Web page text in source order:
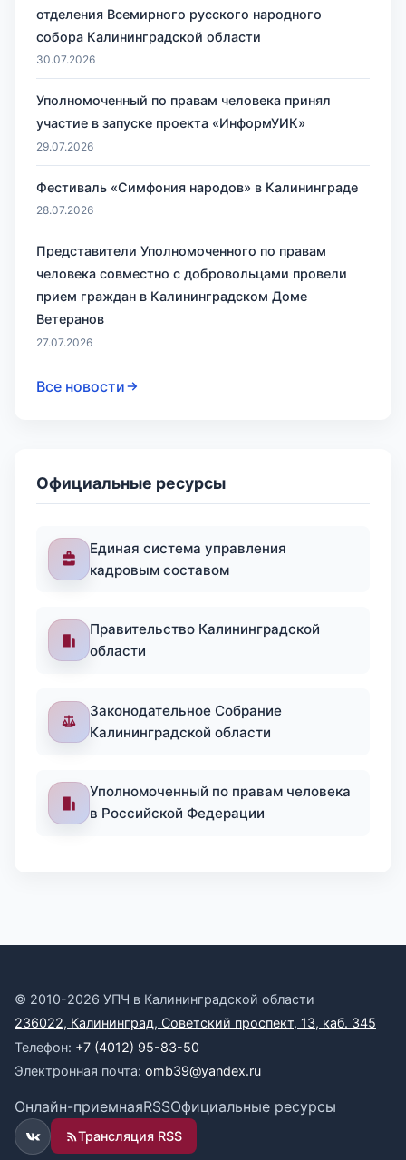
отделения Всемирного русского народного
собора Калининградской области
30.07.2026
Уполномоченный по правам человека принял
участие в запуске проекта «ИнформУИК»
29.07.2026
Фестиваль «Симфония народов» в Калининграде
28.07.2026
Представители Уполномоченного по правам
человека совместно с добровольцами провели
прием граждан в Калининградском Доме
Ветеранов
27.07.2026
Все новости
Официальные ресурсы
Единая система управления
кадровым составом
Правительство Калининградской
области
Законодательное Собрание
Калининградской области
Уполномоченный по правам человека
в Российской Федерации
© 2010-2026 УПЧ в Калининградской области
236022, Калининград, Советский проспект, 13, каб. 345
Телефон: +7 (4012) 95-83-50
Электронная почта: omb39@yandex.ru
Онлайн-приемнаяRSSОфициальные ресурсы
ВКонтакте
Трансляция RSS